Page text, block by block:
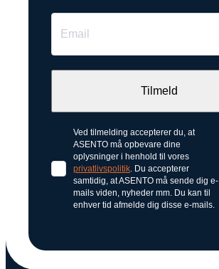
Ved tilmelding accepterer du, at
ASENTO må opbevare dine
oplysninger i henhold til vores
privatlivspolitik. Du accepterer
samtidig, at ASENTO må sende dig e-
mails viden, nyheder mm. Du kan til
enhver tid afmelde dig disse e-mails.